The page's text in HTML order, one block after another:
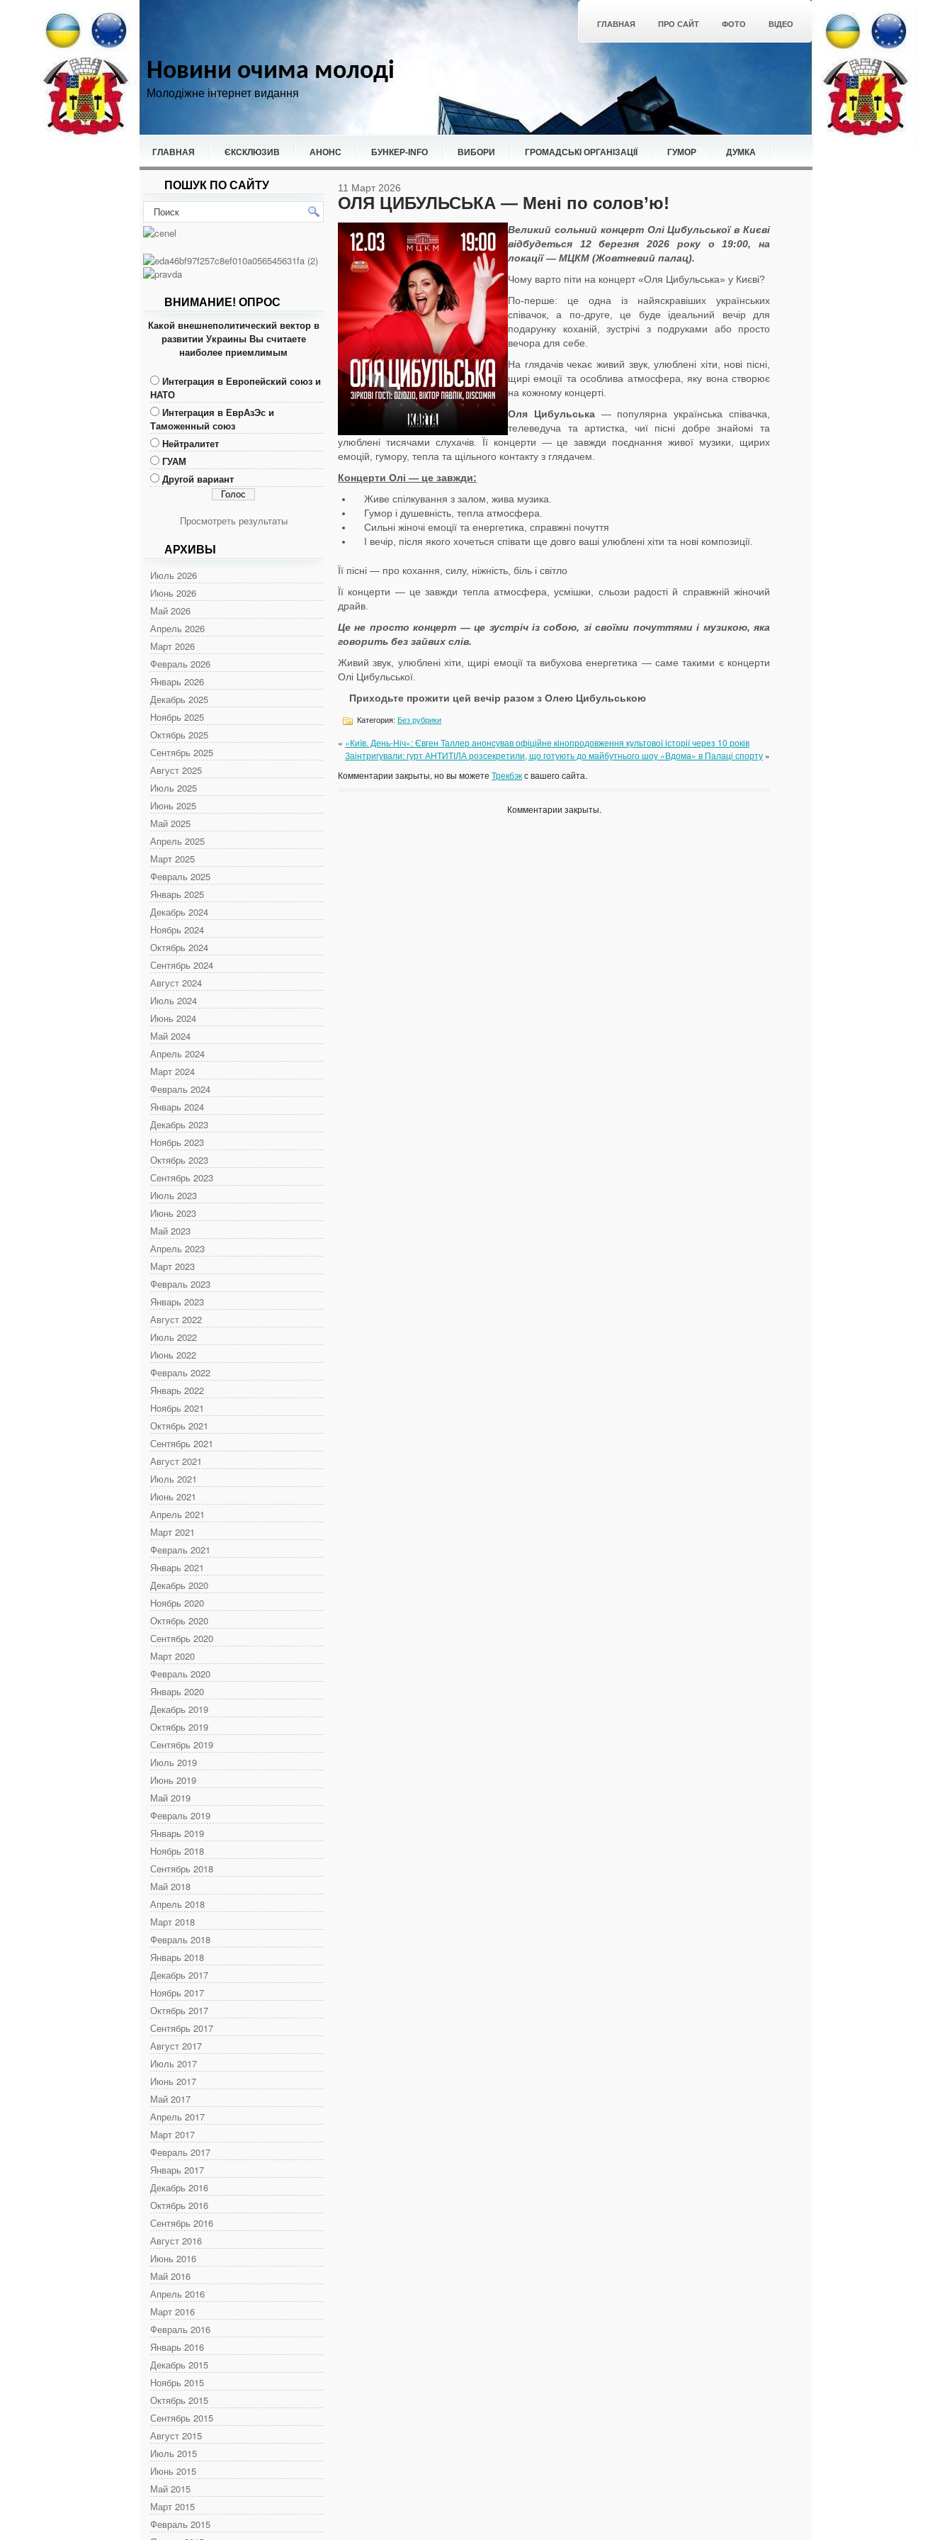
ГЛАВНАЯ ПРО САЙТ ФОТО ВІДЕО
Новини очима молоді
Молодіжне інтернет видання
ГЛАВНАЯ ЄКСКЛЮЗИВ АНОНС БУНКЕР-ІNFO ВИБОРИ ГРОМАДСЬКІ ОРГАНІЗАЦІЇ ГУМОР ДУМКА
НОВИНИ СПОРТ
ПОШУК ПО САЙТУ
ВНИМАНИЕ! ОПРОС
Какой внешнеполитический вектор в
развитии Украины Вы считаете
наиболее приемлимым
Интеграция в Европейский союз и
НАТО
Интеграция в ЕврАзЭс и
Таможенный союз
Нейтралитет
ГУАМ
Другой вариант
Просмотреть результаты
АРХИВЫ
Июль 2026
Июнь 2026
Май 2026
Апрель 2026
Март 2026
Февраль 2026
Январь 2026
Декабрь 2025
Ноябрь 2025
Октябрь 2025
Сентябрь 2025
Август 2025
Июль 2025
Июнь 2025
Май 2025
Апрель 2025
Март 2025
Февраль 2025
Январь 2025
Декабрь 2024
Ноябрь 2024
Октябрь 2024
Сентябрь 2024
Август 2024
Июль 2024
Июнь 2024
Май 2024
Апрель 2024
Март 2024
Февраль 2024
Январь 2024
Декабрь 2023
Ноябрь 2023
Октябрь 2023
Сентябрь 2023
Июль 2023
Июнь 2023
Май 2023
Апрель 2023
Март 2023
Февраль 2023
Январь 2023
Август 2022
Июль 2022
Июнь 2022
Февраль 2022
Январь 2022
Ноябрь 2021
Октябрь 2021
Сентябрь 2021
Август 2021
Июль 2021
Июнь 2021
Апрель 2021
Март 2021
Февраль 2021
Январь 2021
Декабрь 2020
Ноябрь 2020
Октябрь 2020
Сентябрь 2020
Март 2020
Февраль 2020
Январь 2020
Декабрь 2019
Октябрь 2019
Сентябрь 2019
Июль 2019
Июнь 2019
Май 2019
Февраль 2019
Январь 2019
Ноябрь 2018
Сентябрь 2018
Май 2018
Апрель 2018
Март 2018
Февраль 2018
Январь 2018
Декабрь 2017
Ноябрь 2017
Октябрь 2017
Сентябрь 2017
Август 2017
Июль 2017
Июнь 2017
Май 2017
Апрель 2017
Март 2017
Февраль 2017
Январь 2017
Декабрь 2016
Октябрь 2016
Сентябрь 2016
Август 2016
Июнь 2016
Май 2016
Апрель 2016
Март 2016
Февраль 2016
Январь 2016
Декабрь 2015
Ноябрь 2015
Октябрь 2015
Сентябрь 2015
Август 2015
Июль 2015
Июнь 2015
Май 2015
Март 2015
Февраль 2015
11 Март 2026
ОЛЯ ЦИБУЛЬСЬКА — Мені по солов’ю!
Великий сольний концерт Олі Цибульської в Києві
відбудеться 12 березня 2026 року о 19:00, на
локації — МЦКМ (Жовтневий палац).
Чому варто піти на концерт «Оля Цибульська» у Києві?
По-перше: це одна із найяскравіших українських
співачок, а по-друге, це буде ідеальний вечір для
подарунку коханій, зустрічі з подруками або просто
вечора для себе.
На глядачів чекає живий звук, улюблені хіти, нові пісні,
щирі емоції та особлива атмосфера, яку вона створює
на кожному концерті.
Оля Цибульська— популярна українська співачка,
телеведуча та артистка, чиї пісні добре знайомі та
улюблені тисячами слухачів. Її концерти — це завжди поєднання живої музики, щирих
емоцій, гумору, тепла та щільного контакту з глядачем.
Концерти Олі — це завжди:
Живе спілкування з залом, жива музика.
Гумор і душевність, тепла атмосфера.
Сильні жіночі емоції та енергетика, справжні почуття
І вечір, після якого хочеться співати ще довго ваші улюблені хіти та нові композиції.
Її пісні — про кохання, силу, ніжність, біль і світло
Її концерти — це завжди тепла атмосфера, усмішки, сльози радості й справжній жіночий
драйв.
Це не просто концерт — це зустріч із собою, зі своїми почуттями і музикою, яка
говорить без зайвих слів.
Живий звук, улюблені хіти, щирі емоції та вибухова енергетика — саме такими є концерти
Олі Цибульської.
Приходьте прожити цей вечір разом з Олею Цибульською
Категория: Без рубрики
« «Київ. День-Ніч»: Євген Таллер анонсував офіційне кінопродовження культової історії через 10 років
Заінтригували: гурт АНТИТІЛА розсекретили, що готують до майбутнього шоу «Вдома» в Палаці спорту »
Комментарии закрыты, но вы можете Трекбэкс вашего сайта.
Комментарии закрыты.